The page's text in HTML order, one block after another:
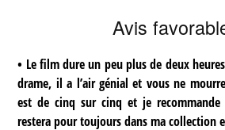
Avis
• Le film dure un peu plus de deux heures
drame, il a l’air génial et vous ne
est de cinq sur cinq et je
restera pour toujours dans ma collection